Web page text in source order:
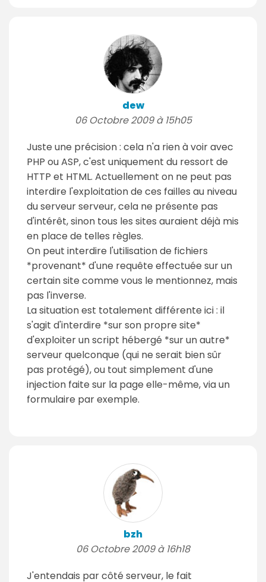
dew
06 Octobre 2009 à 15h05
Juste une précision : cela n'a rien à voir avec
PHP ou ASP, c'est uniquement du ressort de
HTTP et HTML. Actuellement on ne peut pas
interdire l'exploitation de ces failles au niveau
du serveur serveur, cela ne présente pas
d'intérêt, sinon tous les sites auraient déjà mis
en place de telles règles.
On peut interdire l'utilisation de fichiers
*provenant* d'une requête effectuée sur un
certain site comme vous le mentionnez, mais
pas l'inverse.
La situation est totalement différente ici : il
s'agit d'interdire *sur son propre site*
d'exploiter un script hébergé *sur un autre*
serveur quelconque (qui ne serait bien sûr
pas protégé), ou tout simplement d'une
injection faite sur la page elle-même, via un
formulaire par exemple.
bzh
06 Octobre 2009 à 16h18
J'entendais par côté serveur, le fait